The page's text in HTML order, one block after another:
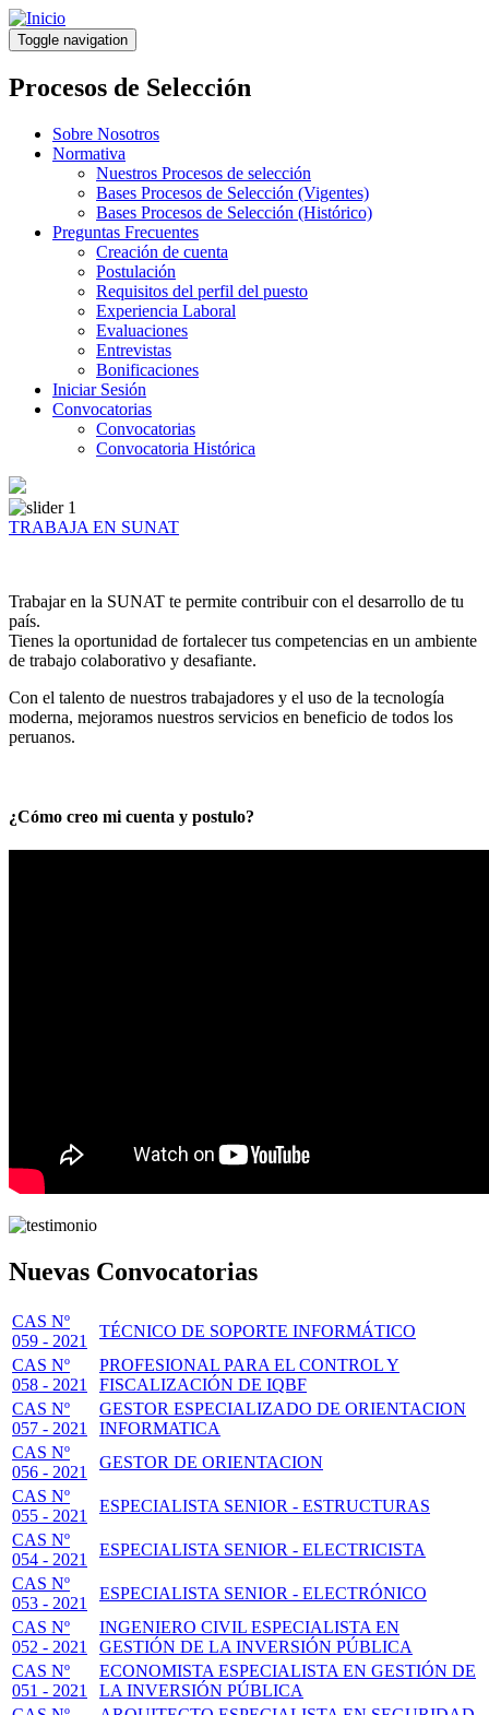
Pasar
al
contenido
principal
Toggle navigation
Procesos de Selección
Sobre Nosotros
Normativa
Nuestros Procesos de selección
Bases Procesos de Selección (Vigentes)
Bases Procesos de Selección (Histórico)
Preguntas Frecuentes
Creación de cuenta
Postulación
Requisitos del perfil del puesto
Experiencia Laboral
Evaluaciones
Entrevistas
Bonificaciones
Iniciar Sesión
Convocatorias
Convocatorias
Convocatoria Histórica
TRABAJA EN SUNAT
Trabajar en la SUNAT te permite contribuir con el desarrollo de tu
país.
Tienes la oportunidad de fortalecer tus competencias en un ambiente
de trabajo colaborativo y desafiante.
Con el talento de nuestros trabajadores y el uso de la tecnología
moderna, mejoramos nuestros servicios en beneficio de todos los
peruanos.
¿Cómo creo mi cuenta y postulo?
Nuevas Convocatorias
CAS Nº
059 - 2021
TÉCNICO DE SOPORTE INFORMÁTICO
CAS Nº
058 - 2021
PROFESIONAL PARA EL CONTROL Y
FISCALIZACIÓN DE IQBF
CAS Nº
057 - 2021
GESTOR ESPECIALIZADO DE ORIENTACION
INFORMATICA
CAS Nº
056 - 2021
GESTOR DE ORIENTACION
CAS Nº
055 - 2021
ESPECIALISTA SENIOR - ESTRUCTURAS
CAS Nº
054 - 2021
ESPECIALISTA SENIOR - ELECTRICISTA
CAS Nº
053 - 2021
ESPECIALISTA SENIOR - ELECTRÓNICO
CAS Nº
052 - 2021
INGENIERO CIVIL ESPECIALISTA EN
GESTIÓN DE LA INVERSIÓN PÚBLICA
CAS Nº
051 - 2021
ECONOMISTA ESPECIALISTA EN GESTIÓN DE
LA INVERSIÓN PÚBLICA